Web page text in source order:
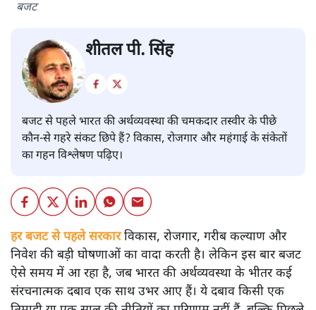
बजट
शीतल पी. सिंह
बजट से पहले भारत की अर्थव्यवस्था की चमकदार तस्वीर के पीछे
कौन-से गहरे संकट छिपे हैं? विकास, रोजगार और महंगाई के संकेतों
का गहन विश्लेषण पढ़िए।
हर बजट से पहले सरकारविकास, रोजगार, गरीब कल्याण और
निवेश की बड़ी घोषणाओं का वादा करती है। लेकिन इस बार बजट
ऐसे समय में आ रहा है, जब भारत की अर्थव्यवस्था के भीतर कई
संरचनात्मक दबाव एक साथ उभर आए हैं। ये दबाव किसी एक